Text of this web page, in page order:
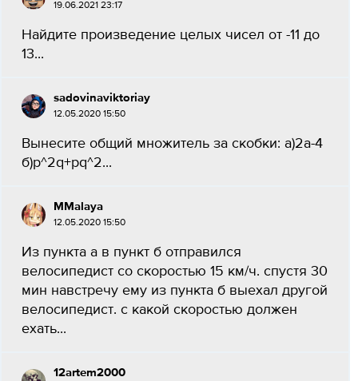
19.06.2021 23:17
Найдите произведение целых чисел от -11 до
13...
sadovinaviktoriay
12.05.2020 15:50
Вынесите общий множитель за скобки: а)2а-4
б)р^2q+рq^2...
MMalaya
12.05.2020 15:50
Из пункта а в пункт б отправился
велосипедист со скоростью 15 км/ч. спустя 30
мин навстречу ему из пункта б выехал другой
велосипедист. с какой скоростью должен
ехать...
12artem2000